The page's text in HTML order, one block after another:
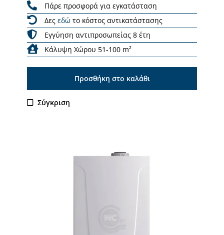
Πάρε προσφορά για εγκατάσταση
Δες εδώ το κόστος αντικατάστασης
Εγγύηση αντιπροσωπείας 8 έτη
Κάλυψη Χώρου 51-100 m²
Προσθήκη στο καλάθι
Σύγκριση